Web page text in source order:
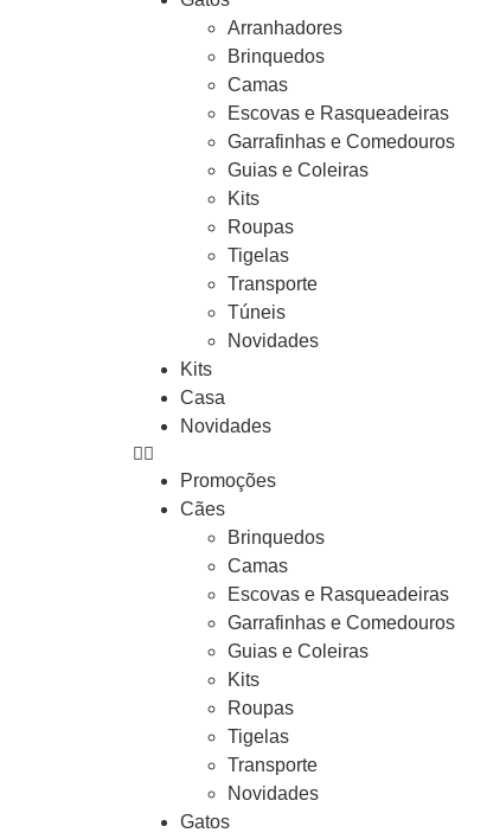
Arranhadores
Brinquedos
Camas
Escovas e Rasqueadeiras
Garrafinhas e Comedouros
Guias e Coleiras
Kits
Roupas
Tigelas
Transporte
Túneis
Novidades
Kits
Casa
Novidades
Promoções
Cães
Brinquedos
Camas
Escovas e Rasqueadeiras
Garrafinhas e Comedouros
Guias e Coleiras
Kits
Roupas
Tigelas
Transporte
Novidades
Gatos